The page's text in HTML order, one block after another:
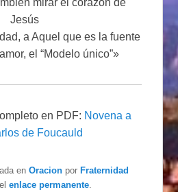
mirar el corazón de
Jesús
a Aquel que es la fuente
el “Modelo único”»
en PDF: Novena a
de Foucauld
enOracion por Fraternidad
elenlace permanente.